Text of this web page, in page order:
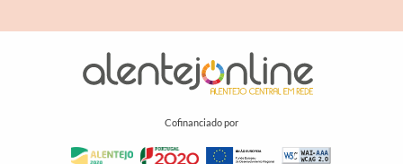
Cofinanciado por